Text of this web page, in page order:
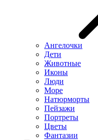
Ангелочки
Дети
Животные
Иконы
Люди
Море
Натюрморты
Пейзажи
Портреты
Цветы
Фантазии